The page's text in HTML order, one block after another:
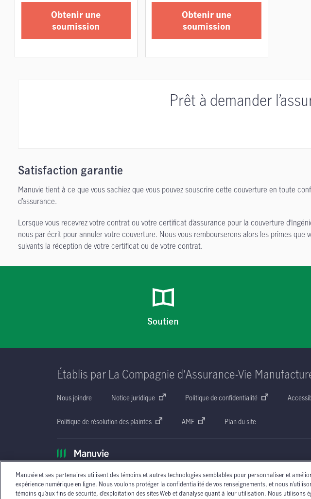
Obtenir une
soumission
Obtenir une
soumission
Prêt à demander
Satisfaction garantie
Manuvie tient à ce que vous sachiez que vous pouvez souscrire cette couverture en toute
d’assurance.
Lorsque vous recevrez votre contrat ou votre certificat d’assurance pour la couverture
nous par écrit pour annuler votre couverture. Nous vous rembourserons alors les primes
suivants la réception de votre certificat ou de votre contrat.
Soutien
Établis par La Compagnie d'Assurance-Vie
Nous joindre Notice juridique Politique de confidentialité
Politique de résolution des plaintes AMF Plan du site
Les circonstances individuelles peuvent varier. Vous pouvez communiquer avec l’un des conseillers en
matière d’assurance.
Manuvie et ses partenaires utilisent des témoins et autres technologies semblables pour personnaliser et
expérience numérique en ligne. Nous voulons protéger la confidentialité de vos renseignements, et nous
témoins qu’aux fins de sécurité, d’exploitation des sites Web et d’analyse quant à leur utilisation. Nous utilisons